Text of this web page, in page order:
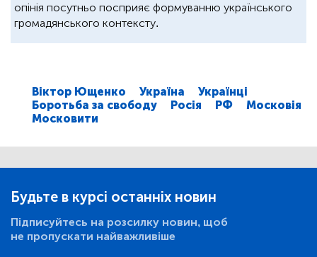
опінія посутньо посприяє формуванню українського
громадянського контексту.
Віктор Ющенко Україна
Українці
Боротьба за свободу
Росія РФ
Московія
Московити
Будьте в курсі останніх новин
Підписуйтесь на розсилку новин, щоб
не пропускати найважливіше